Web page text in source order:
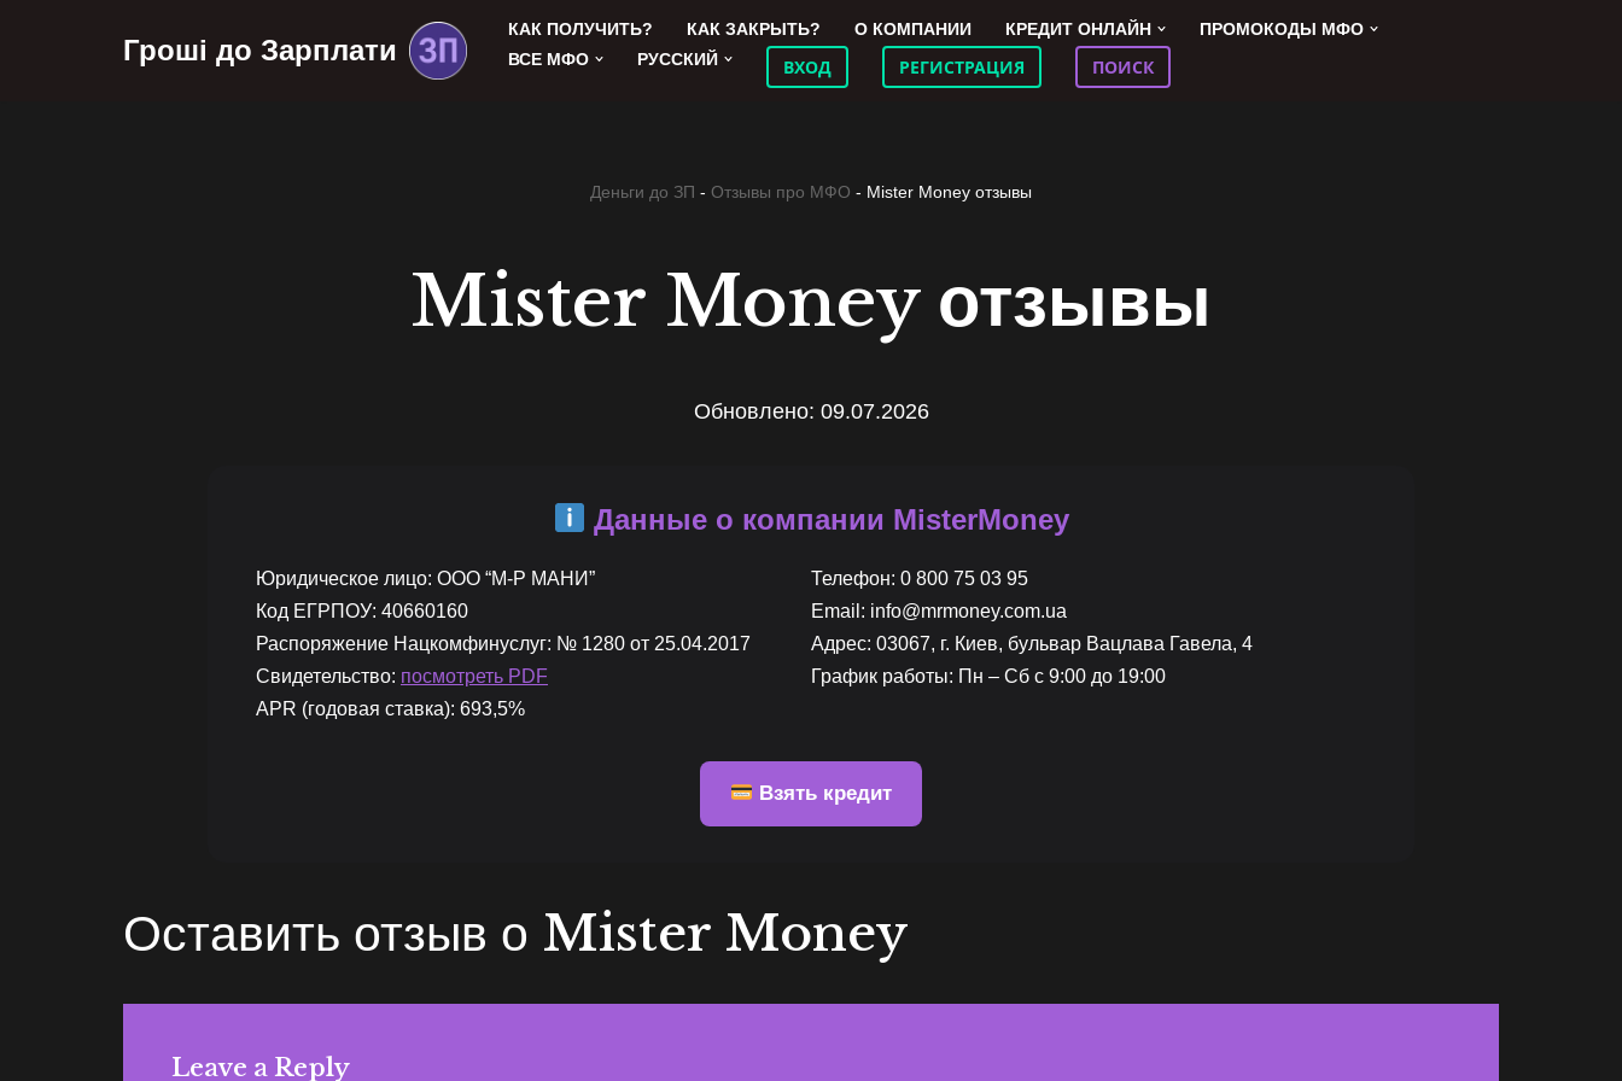
Гроші до Зарплати
КАК ПОЛУЧИТЬ? КАК ЗАКРЫТЬ? О КОМПАНИИ КРЕДИТ ОНЛАЙН
ПРОМОКОДЫ МФО
ВСЕ МФО
РУССКИЙ ВХОД РЕГИСТРАЦИЯ ПОИСК
Деньги до ЗП - Отзывы про МФО - Mister Money отзывы
Mister Money отзывы
Обновлено: 09.07.2026
Данные о компании MisterMoney
Юридическое лицо: ООО “М-Р МАНИ”
Код ЕГРПОУ: 40660160
Распоряжение Нацкомфинуслуг: № 1280 от 25.04.2017
Свидетельство: посмотреть PDF
APR (годовая ставка): 693,5%
Телефон: 0 800 75 03 95
Email: info@mrmoney.com.ua
Адрес: 03067, г. Киев, бульвар Вацлава Гавела, 4
График работы: Пн – Сб с 9:00 до 19:00
Взять кредит
Оставить отзыв о Mister Money
Leave a Reply